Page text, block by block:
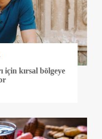
için kırsal bölgeye